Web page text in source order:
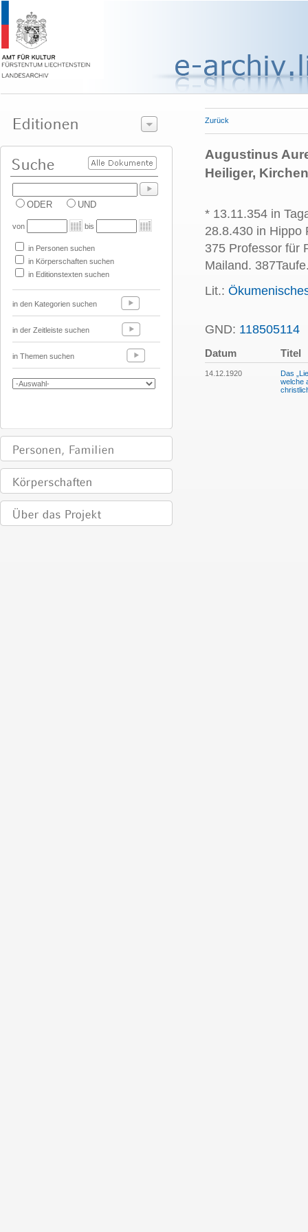
ODER UND
von bis
in Personen suchen
in Körperschaften suchen
in Editionstexten suchen
in den Kategorien suchen
in der Zeitleiste suchen
in Themen suchen
Zurück
Augustinus
Heiliger,
* 13.11.354 in
28.8.430 in Hippo
375 Professor für
Mailand.
Lit.:
GND: 118505114
Datum Titel
14.12.1920
Das
welche